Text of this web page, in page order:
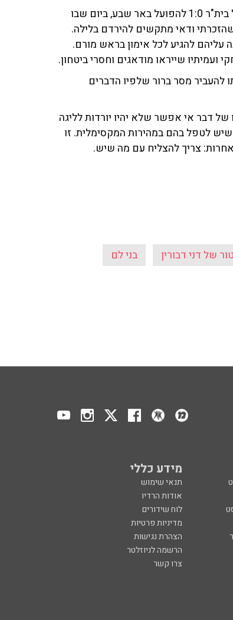
יצחקי היה מוותר ברצון רב על המחמאות שקיבל לאחר הפסדה של בית"ר 1:0 להפועל באר שבע, ביום שבו
ודאי מתקשים להירדם בלילה.
עליהם להגיע לכל אימון בראש מורם.
ועמיתיו שייראו מודאגים וחסרי ביטחון.
להעביר מסר ברור שלפיו הדברים
של דבר אי אפשר שלא יהיו יורדות לליגה
שיש לטפל בהם במהירות המקסימלית. זו
אחרות: צריך להצליח עם מה שיש.
של דני דבורין בני לם
מידע כללי
תנאי שימוש
אודות הרדיו
לוח שידורים
מדיניות פרטיות
הצהרת נגישות
הרשמה לניוזלטר
צרו קשר